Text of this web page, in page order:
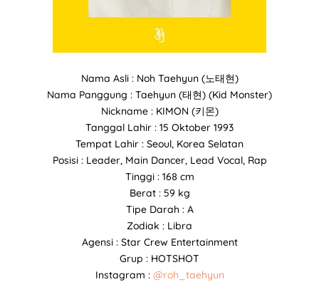
Nama Asli : Noh Taehyun (노태현)
Nama Panggung : Taehyun (태현) (Kid Monster)
Nickname : KIMON (키몬)
Tanggal Lahir : 15 Oktober 1993
Tempat Lahir : Seoul, Korea Selatan
Posisi : Leader, Main Dancer, Lead Vocal, Rap
Tinggi : 168 cm
Berat : 59 kg
Tipe Darah : A
Zodiak : Libra
Agensi : Star Crew Entertainment
Grup : HOTSHOT
Instagram : @roh_taehyun